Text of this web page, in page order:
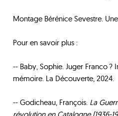
Montage Bérénice Sevestre.
Pour en savoir plus :
-- Baby, Sophie. Juger Franco ?
mémoire. La Découverte, 2024.
-- Godicheau, François. La